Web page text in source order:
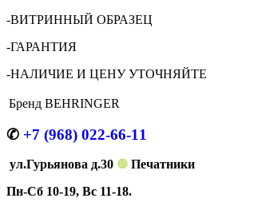
-ВИТРИННЫЙ ОБРАЗЕЦ
-ГАРАНТИЯ
-НАЛИЧИЕ И ЦЕНУ УТОЧНЯЙТЕ
Бренд BEHRINGER
✆ +7 (968) 022-66-11
ул.Гурьянова д.30 ❿ Печатники
Пн-Сб 10-19, Вс 11-18.